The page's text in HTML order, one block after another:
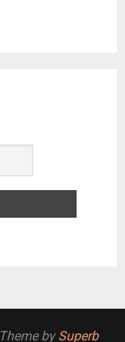
by Superb